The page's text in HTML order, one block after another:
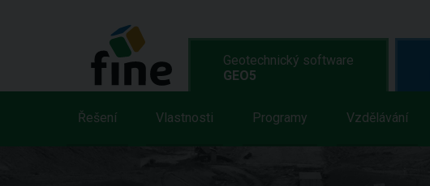
Geotechnický software
GEO5
Řešení Vlastnosti Programy Vzdělávání